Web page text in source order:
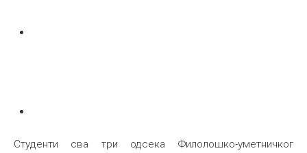
Студенти сва три одсека Филолошко-уметничког